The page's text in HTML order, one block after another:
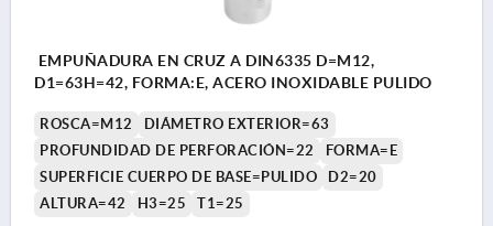
EMPUÑADURA EN CRUZ A DIN6335 D=M12,
D1=63H=42, FORMA:E, ACERO INOXIDABLE PULIDO
ROSCA=M12
DIÁMETRO EXTERIOR=63
PROFUNDIDAD DE PERFORACIÓN=22
FORMA=E
SUPERFICIE CUERPO DE BASE=PULIDO
D2=20
ALTURA=42
H3=25 T1=25